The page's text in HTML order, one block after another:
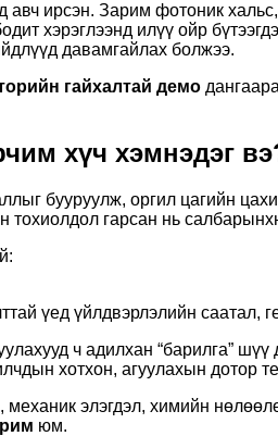
ирсэн. Зарим фотоник хальс,
хэрэглээнд илүү ойр
давамгайлах болжээ.
гайхалтай демо
хүч хэмнэдэг
бууруулж, оргил цагийн
тохиолдол гарсан нь
үед үйлдвэрлэлийн саатал,
ч адилхан “барилга”
хотхон, агуулахын дотор
механик элэгдэл, химийн
юм.